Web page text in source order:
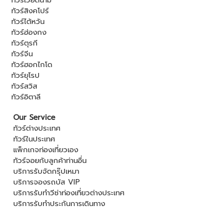
ทัวร์สิงคโปร์
ทัวร์ไต้หวัน
ทัวร์ฮ่องกง
ทัวร์ตุรกี
ทัวร์จีน
ทัวร์ฮอกไกโด
ทัวร์ยุโรป
ทัวร์สวิส
ทัวร์อิตาลี
Our Service
ทัวร์ต่างประเทศ
ทัวร์ในประเทศ
แพ็กเกจท่องเที่ยวเอง
ทัวร์จอยกับลูกค้าท่านอื่น
บริการรับจัดกรุ๊ปเหมา
บริการจองรถบัส VIP
บริการรับทำวีซ่าท่องเที่ยวต่างประเทศ
บริการรับทำประกันการเดินทาง